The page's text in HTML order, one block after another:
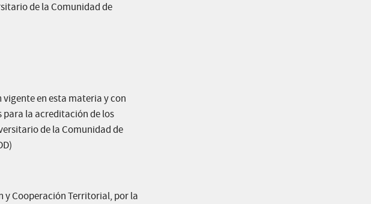
de la Comunidad de
en esta materia y con
la acreditación de los
de la Comunidad de
y Cooperación Territorial, por la